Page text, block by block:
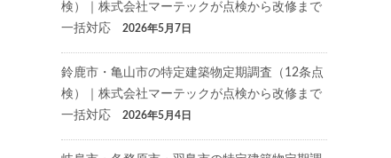
検）｜株式会社マーテックが点検から改修まで
一括対応
2026年5月7日
鈴鹿市・亀山市の特定建築物定期調査（12条点
検）｜株式会社マーテックが点検から改修まで
一括対応
2026年5月4日